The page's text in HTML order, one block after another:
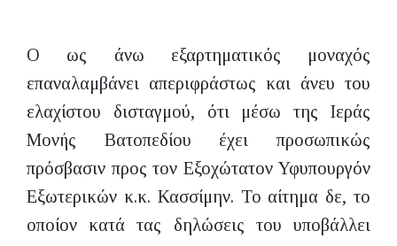
Ο ως άνω εξαρτηματικός μοναχός
επαναλαμβάνει απεριφράστως και άνευ του
ελαχίστου δισταγμού, ότι μέσω της Ιεράς
Μονής Βατοπεδίου έχει προσωπικώς
πρόσβασιν προς τον Εξοχώτατον Υφυπουργόν
Εξωτερικών κ.κ. Κασσίμην. Το αίτημα δε, το
οποίον κατά τας δηλώσεις του υποβάλλει